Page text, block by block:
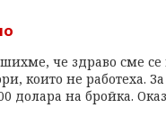
че здраво сме
които не работеха.
долара на бройка.